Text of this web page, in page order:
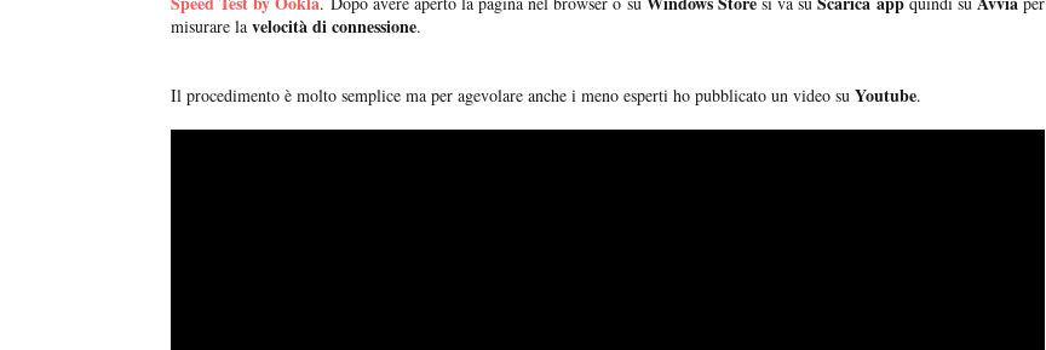
misurare la velocità di connessione.
Il procedimento è molto semplice ma per agevolare anche i meno esperti ho pubblicato un video su Youtube.